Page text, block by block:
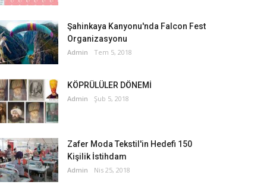
Şahinkaya Kanyonu'nda Falcon Fest
Organizasyonu
Admin Tem 5, 2018
KÖPRÜLÜLER DÖNEMİ
Admin Şub 5, 2018
Zafer Moda Tekstil'in Hedefi 150
Kişilik İstihdam
Admin Nis 25, 2018